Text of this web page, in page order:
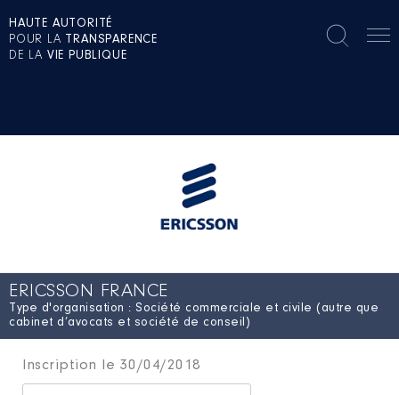
HAUTE AUTORITÉ
POUR LA TRANSPARENCE
DE LA VIE PUBLIQUE
ERICSSON FRANCE
Type d'organisation : Société commerciale et civile (autre que
cabinet d’avocats et société de conseil)
Inscription le 30/04/2018